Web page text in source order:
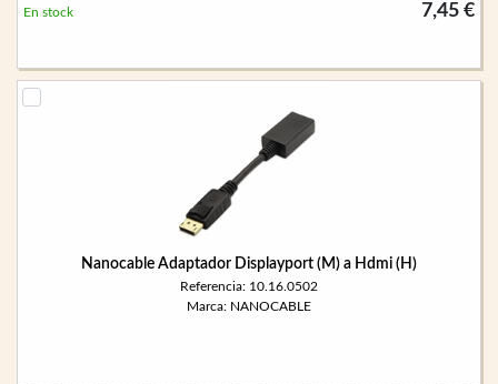
7,45 €
En stock
Nanocable Adaptador Displayport (M) a Hdmi (H)
Referencia: 10.16.0502
Marca: NANOCABLE